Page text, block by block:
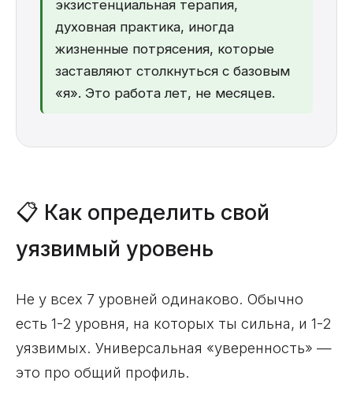
экзистенциальная терапия,
духовная практика, иногда
жизненные потрясения, которые
заставляют столкнуться с базовым
«я». Это работа лет, не месяцев.
📋 Как определить свой
уязвимый уровень
Не у всех 7 уровней одинаково. Обычно
есть 1-2 уровня, на которых ты сильна, и 1-2
уязвимых. Универсальная «уверенность» —
это про общий профиль.